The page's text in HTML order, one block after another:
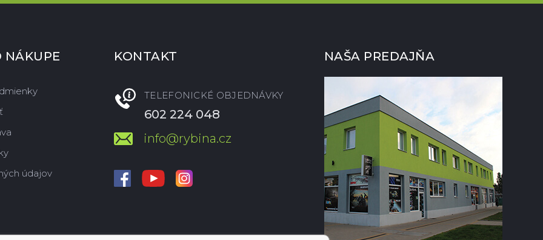
NÁKUPE
údajov
KONTAKT
TELEFONICKÉ OBJEDNÁVKY
602 224 048
info@rybina.cz
NAŠA PREDAJŇA